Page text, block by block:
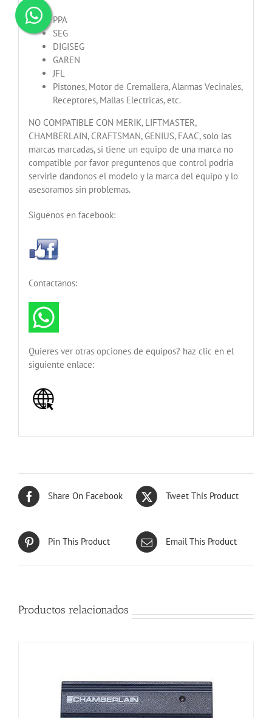
PPA
SEG
DIGISEG
GAREN
JFL
Pistones, Motor de Cremallera, Alarmas Vecinales,
Receptores, Mallas Electricas, etc.
NO COMPATIBLE CON MERIK, LIFTMASTER,
CHAMBERLAIN, CRAFTSMAN, GENIUS, FAAC, solo las
marcas marcadas, si tiene un equipo de una marca no
compatible por favor preguntenos que control podria
servirle dandonos el modelo y la marca del equipo y lo
asesoramos sin problemas.
Siguenos en facebook:
Contactanos:
Quieres ver otras opciones de equipos? haz clic en el
siguiente enlace:
Share On Facebook Tweet This Product
Pin This Product Email This Product
Productos relacionados